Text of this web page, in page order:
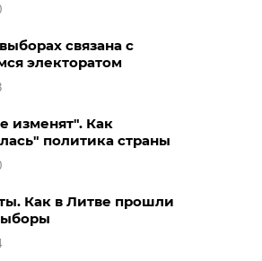
связана с
электоратом
изменят". Как
политика страны
Как в Литве прошли